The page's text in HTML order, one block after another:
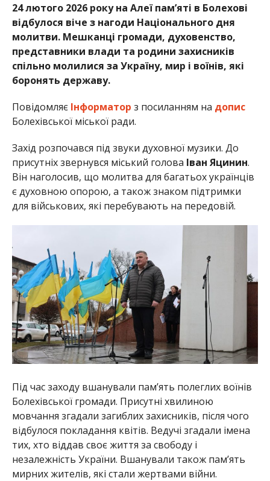
24 лютого 2026 року на Алеї пам’яті в Болехові
відбулося віче з нагоди Національного дня
молитви. Мешканці громади, духовенство,
представники влади та родини захисників
спільно молилися за Україну, мир і воїнів, які
боронять державу.
Повідомляє Інформатор з посиланням на допис
Болехівської міської ради.
Захід розпочався під звуки духовної музики. До
присутніх звернувся міський голова Іван Яцинин.
Він наголосив, що молитва для багатьох українців
є духовною опорою, а також знаком підтримки
для військових, які перебувають на передовій.
Під час заходу вшанували пам’ять полеглих воїнів
Болехівської громади. Присутні хвилиною
мовчання згадали загиблих захисників, після чого
відбулося покладання квітів. Ведучі згадали імена
тих, хто віддав своє життя за свободу і
незалежність України. Вшанували також пам’ять
мирних жителів, які стали жертвами війни.